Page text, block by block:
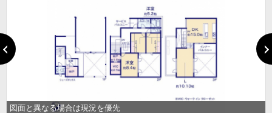
図面と異なる場合は現況を優先